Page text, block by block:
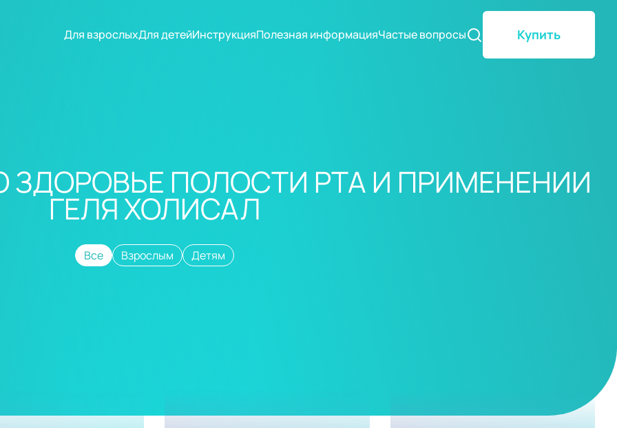
Для взрослыхДля детейИнструкцияПолезная информацияЧастые вопросы Купить
ЗДОРОВЬЕ ПОЛОСТИ РТА И ПРИМЕНЕНИИ
ГЕЛЯ ХОЛИСАЛ
Все Взрослым Детям